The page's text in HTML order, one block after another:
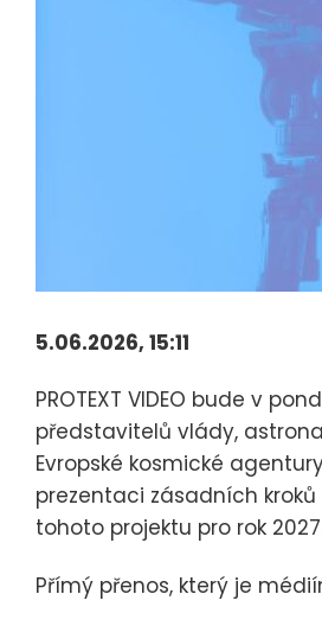
5.06.2026, 15:11
PROTEXT VIDEO bude v
představitelů vlády,
Evropské kosmické
prezentaci zásadních
tohoto projektu pro rok
Přímý přenos, který je